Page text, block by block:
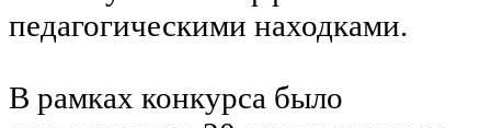
педагогическими находками.
В рамках конкурса было